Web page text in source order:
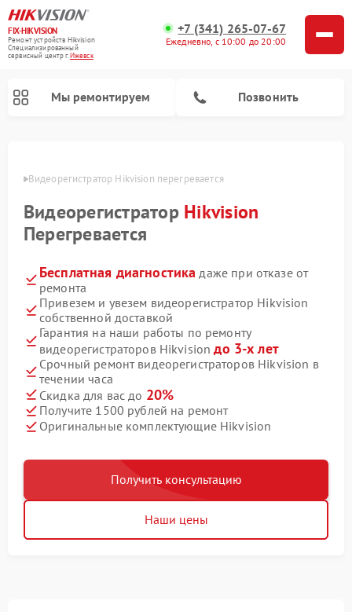
FIX-HIKVISION
Ремонт устройств Hikvision
Специализированный
cервисный центр г.Ижевск
+7 (341) 265-07-67
Ежедневно, с 10:00 до 20:00
Мы ремонтируем Позвонить
Видеорегистратор Hikvision перегревается
Видеорегистратор Hikvision
Перегревается
Бесплатная диагностика даже при отказе от
ремонта
Привезем и увезем видеорегистратор Hikvision
собственной доставкой
Гарантия на наши работы по ремонту
видеорегистраторов Hikvisionдо 3-х лет
Срочный ремонт видеорегистраторов Hikvision в
течении часа
Скидка для вас до 20%
Получите 1500 рублей на ремонт
Оригинальные комплектующие Hikvision
Получить консультацию
Наши цены